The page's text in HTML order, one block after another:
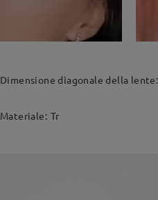
Dimensione diagonale della lente:
Materiale: Tr